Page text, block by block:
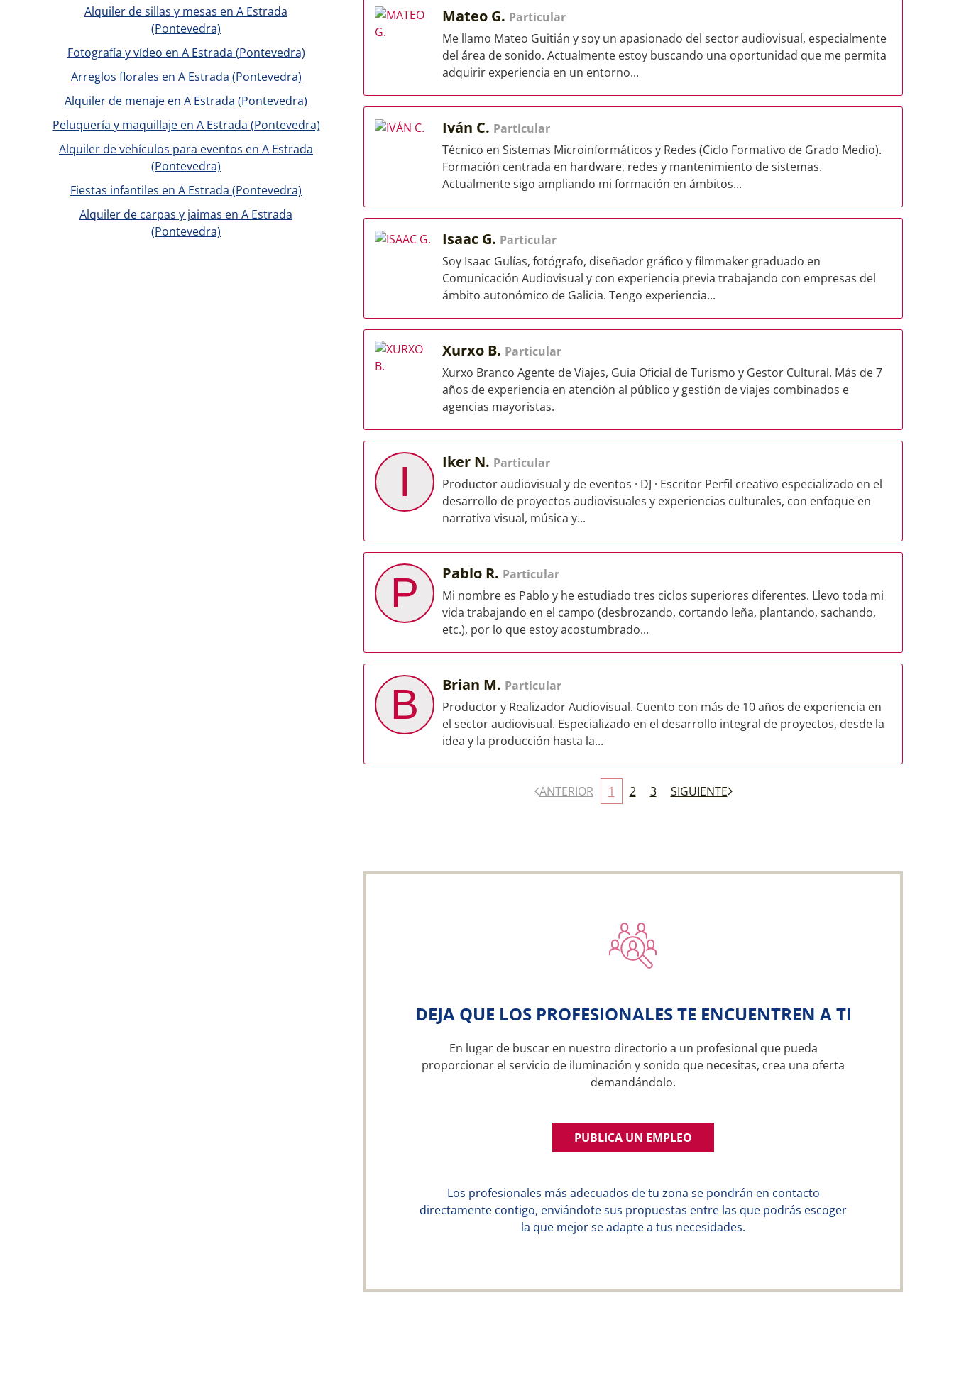
Mateo G. Particular
Me llamo Mateo Guitián y soy un apasionado del sector audiovisual, especialmente
del área de sonido. Actualmente estoy buscando una oportunidad que me permita
adquirir experiencia en un entorno...
Iván C. Particular
Técnico en Sistemas Microinformáticos y Redes (Ciclo Formativo de Grado Medio).
Formación centrada en hardware, redes y mantenimiento de sistemas.
Actualmente sigo ampliando mi formación en ámbitos...
Isaac G. Particular
Soy Isaac Gulías, fotógrafo, diseñador gráfico y filmmaker graduado en
Comunicación Audiovisual y con experiencia previa trabajando con empresas del
ámbito autonómico de Galicia. Tengo experiencia...
Xurxo B. Particular
Xurxo Branco Agente de Viajes, Guia Oficial de Turismo y Gestor Cultural. Más de 7
años de experiencia en atención al público y gestión de viajes combinados e
agencias mayoristas.
I Iker N. Particular
Productor audiovisual y de eventos · DJ · Escritor Perfil creativo especializado en el
desarrollo de proyectos audiovisuales y experiencias culturales, con enfoque en
narrativa visual, música y...
P Pablo R. Particular
Mi nombre es Pablo y he estudiado tres ciclos superiores diferentes. Llevo toda mi
vida trabajando en el campo (desbrozando, cortando leña, plantando, sachando,
etc.), por lo que estoy acostumbrado...
B Brian M. Particular
Productor y Realizador Audiovisual. Cuento con más de 10 años de experiencia en
el sector audiovisual. Especializado en el desarrollo integral de proyectos, desde la
idea y la producción hasta la...
ANTERIOR 1 2 3 SIGUIENTE
DEJA QUE LOS PROFESIONALES TE ENCUENTREN A TI
En lugar de buscar en nuestro directorio a un profesional que pueda
proporcionar el servicio de iluminación y sonido que necesitas, crea una oferta
demandándolo.
PUBLICA UN EMPLEO
Los profesionales más adecuados de tu zona se pondrán en contacto
directamente contigo, enviándote sus propuestas entre las que podrás escoger
la que mejor se adapte a tus necesidades.
Alquiler de sillas y mesas en A Estrada
(Pontevedra)
Fotografía y vídeo en A Estrada (Pontevedra)
Arreglos florales en A Estrada (Pontevedra)
Alquiler de menaje en A Estrada (Pontevedra)
Peluquería y maquillaje en A Estrada (Pontevedra)
Alquiler de vehículos para eventos en A Estrada
(Pontevedra)
Fiestas infantiles en A Estrada (Pontevedra)
Alquiler de carpas y jaimas en A Estrada
(Pontevedra)